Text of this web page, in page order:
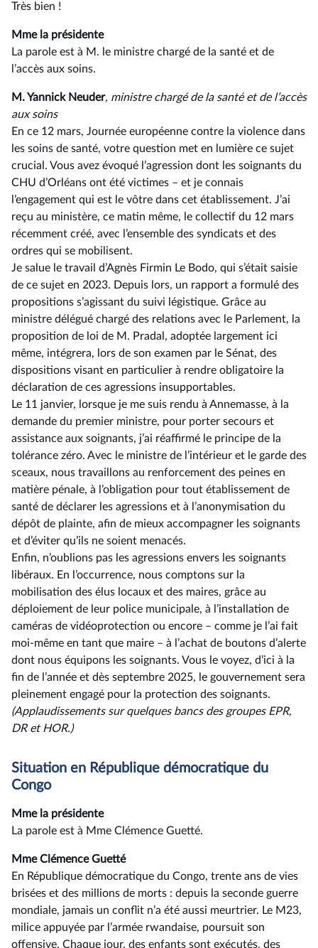
Très bien !
Mme la présidente
La parole est à M. le ministre chargé de la santé et de
l’accès aux soins.
M. Yannick Neuder, ministre chargé de la santé et de l’accès
aux soins
En ce 12 mars, Journée européenne contre la violence dans
les soins de santé, votre question met en lumière ce sujet
crucial. Vous avez évoqué l’agression dont les soignants du
CHU d’Orléans ont été victimes –⁠ et je connais
l’engagement qui est le vôtre dans cet établissement. J’ai
reçu au ministère, ce matin même, le collectif du 12 mars
récemment créé, avec l’ensemble des syndicats et des
ordres qui se mobilisent.
Je salue le travail d’Agnès Firmin Le Bodo, qui s’était saisie
de ce sujet en 2023. Depuis lors, un rapport a formulé des
propositions s’agissant du suivi légistique. Grâce au
ministre délégué chargé des relations avec le Parlement, la
proposition de loi de M. Pradal, adoptée largement ici
même, intégrera, lors de son examen par le Sénat, des
dispositions visant en particulier à rendre obligatoire la
déclaration de ces agressions insupportables.
Le 11 janvier, lorsque je me suis rendu à Annemasse, à la
demande du premier ministre, pour porter secours et
assistance aux soignants, j’ai réaffirmé le principe de la
tolérance zéro. Avec le ministre de l’intérieur et le garde des
sceaux, nous travaillons au renforcement des peines en
matière pénale, à l’obligation pour tout établissement de
santé de déclarer les agressions et à l’anonymisation du
dépôt de plainte, afin de mieux accompagner les soignants
et d’éviter qu’ils ne soient menacés.
Enfin, n’oublions pas les agressions envers les soignants
libéraux. En l’occurrence, nous comptons sur la
mobilisation des élus locaux et des maires, grâce au
déploiement de leur police municipale, à l’installation de
caméras de vidéoprotection ou encore –⁠ comme je l’ai fait
moi-même en tant que maire – à l’achat de boutons d’alerte
dont nous équipons les soignants. Vous le voyez, d’ici à la
fin de l’année et dès septembre 2025, le gouvernement sera
pleinement engagé pour la protection des soignants.
(Applaudissements sur quelques bancs des groupes EPR,
DR et HOR.)
Situation en République démocratique du
Congo
Mme la présidente
La parole est à Mme Clémence Guetté.
Mme Clémence Guetté
En République démocratique du Congo, trente ans de vies
brisées et des millions de morts : depuis la seconde guerre
mondiale, jamais un conflit n’a été aussi meurtrier. Le M23,
milice appuyée par l’armée rwandaise, poursuit son
offensive. Chaque jour, des enfants sont exécutés, des